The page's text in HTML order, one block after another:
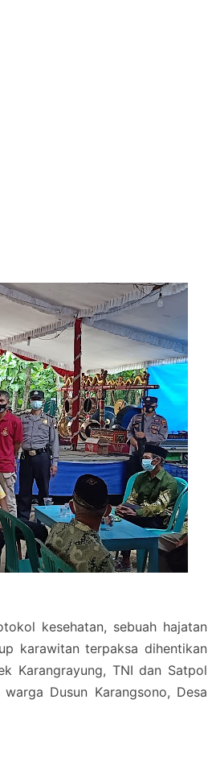
kesehatan, sebuah hajatan
karawitan terpaksa dihentikan
Karangrayung, TNI dan Satpol
Dusun Karangsono, Desa